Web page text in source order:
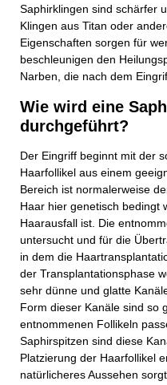
Saphirklingen sind schärfer
Klingen aus Titan oder
Eigenschaften sorgen für
beschleunigen den
Narben, die nach dem
Wie wird eine
durchgeführt?
Der Eingriff beginnt mit der
Haarfollikel aus einem
Bereich ist normalerweise
Haar hier genetisch bedingt
Haarausfall ist. Die
untersucht und für die
in dem die
der Transplantationsphase
sehr dünne und glatte
Form dieser Kanäle sind so
entnommenen Follikeln
Saphirspitzen sind diese
Platzierung der Haarfollikel
natürlicheres Aussehen sorgt.